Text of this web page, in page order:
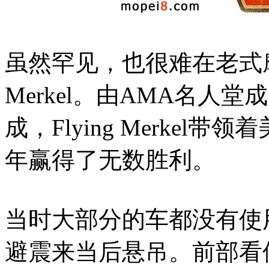
虽然罕见，也很难在老
Merkel。由AMA名人堂
成，Flying Merkel带领
年赢得了无数胜利。
当时大部分的车都没有
避震来当后悬吊。前部